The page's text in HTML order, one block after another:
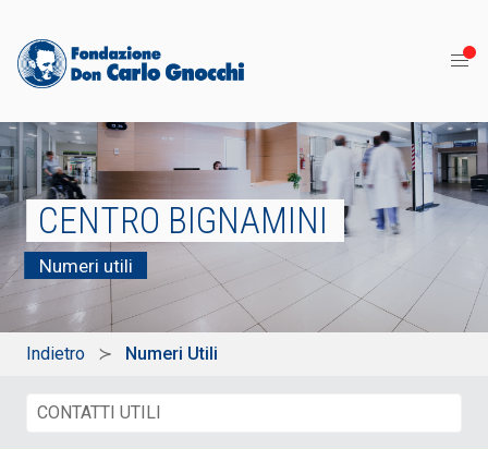
CENTRO BIGNAMINI
Numeri utili
Indietro Numeri Utili